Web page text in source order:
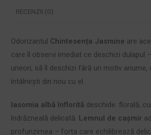
RECENZII (0)
Odorizantul Chintesența Jasmine are
care îl observi imediat ce deschizi dulapul
uneori, să îl deschizi fără un motiv anume,
întâlnești din nou cu el.
Iasomia albă înflorită deschide: florală,
îndrăzneală delicată. Lemnul de cașmir
profunzimea – forța care echilibrează